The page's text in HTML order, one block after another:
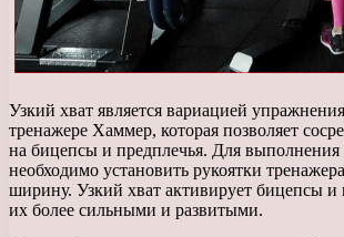
Узкий хват является вариацией
тренажере Хаммер, которая позволяет
на бицепсы и предплечья. Для выполнения
необходимо установить рукоятки
ширину. Узкий хват активирует бицепсы и
их более сильными и развитыми.